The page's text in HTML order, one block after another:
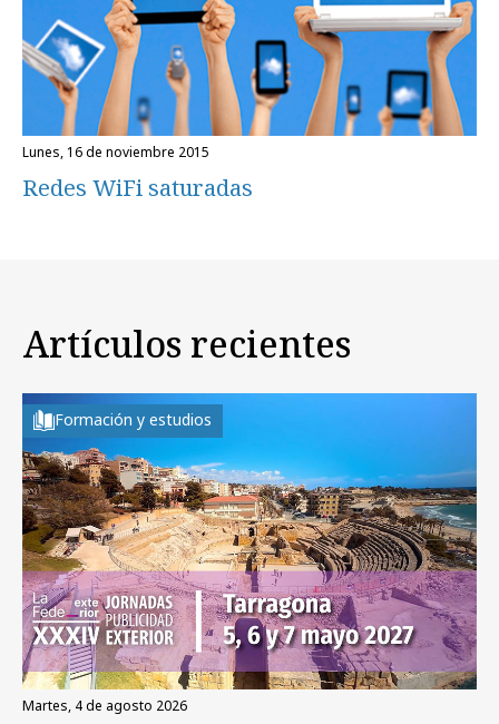
lunes, 16 de noviembre 2015
Redes WiFi saturadas
Artículos recientes
Formación y estudios
martes, 4 de agosto 2026